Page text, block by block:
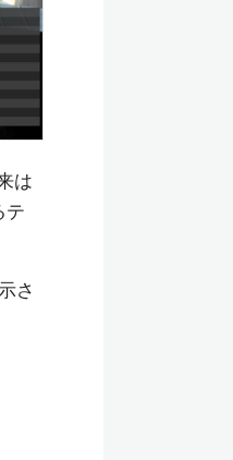
は
テ
さ